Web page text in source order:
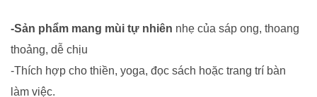
-Sản phẩm mang mùi tự nhiên nhẹ của sáp ong, thoang
thoảng, dễ chịu
-Thích hợp cho thiền, yoga, đọc sách hoặc trang trí bàn
làm việc.